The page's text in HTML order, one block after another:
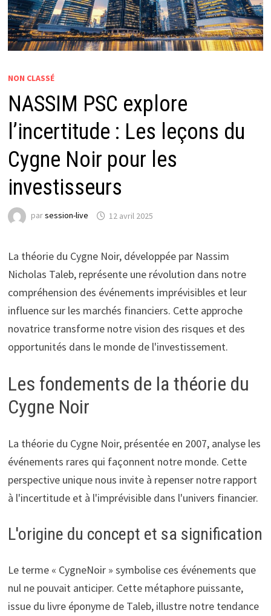
NON CLASSÉ
NASSIM PSC explore
l’incertitude : Les leçons du
Cygne Noir pour les
investisseurs
parsession-live 12 avril 2025
La théorie du Cygne Noir, développée par Nassim
Nicholas Taleb, représente une révolution dans notre
compréhension des événements imprévisibles et leur
influence sur les marchés financiers. Cette approche
novatrice transforme notre vision des risques et des
opportunités dans le monde de l'investissement.
Les fondements de la théorie du
Cygne Noir
La théorie du Cygne Noir, présentée en 2007, analyse les
événements rares qui façonnent notre monde. Cette
perspective unique nous invite à repenser notre rapport
à l'incertitude et à l'imprévisible dans l'univers financier.
L'origine du concept et sa signification
Le terme « CygneNoir » symbolise ces événements que
nul ne pouvait anticiper. Cette métaphore puissante,
issue du livre éponyme de Taleb, illustre notre tendance